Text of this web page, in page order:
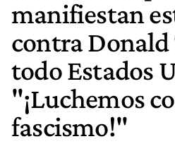
manifiestan
contra
todo Estados
"¡Luchemos
fascismo!"